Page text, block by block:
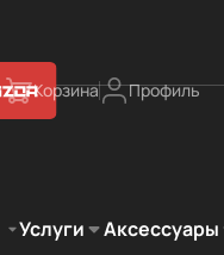
Корзина Профиль
Услуги Аксессуары